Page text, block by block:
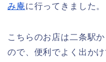
み庵に行ってきました。
こちらのお店は二条駅
ので、便利でよく出か